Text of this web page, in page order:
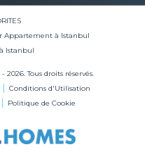
Appartement à Istanbul
Istanbul
Tous droits réservés.
Conditions d'Utilisation
Politique de Cookie